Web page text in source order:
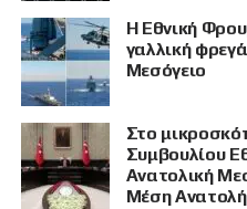
Η Εθνική
γαλλική
Μεσόγειο
Στο
Συμβουλίου
Ανατολική
Μέση Ανατολή